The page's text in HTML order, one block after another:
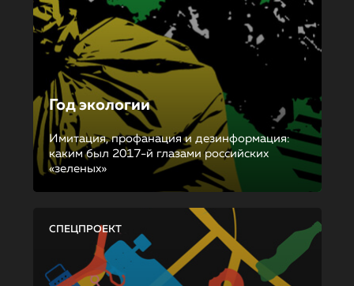
Год экологии
Имитация, профанация и дезинформация:
каким был 2017-й глазами российских
«зеленых»
СПЕЦПРОЕКТ